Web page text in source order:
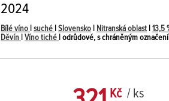
2024
Bílé víno suché Slovensko Nitranská oblast 13,5
Děvín
Víno tiché | odrůdové, s chráněným
Kč / ks